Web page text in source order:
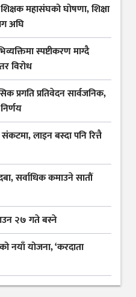
महासंघको घोषणा, शिक्षा
अघि
स्पष्टीकरण माग्दै
विरोध
प्रगति प्रतिवेदन सार्वजनिक,
लाइन बस्दा पनि रित्तै
सर्वाधिक कमाउने सातौं
२७ गते बस्ने
नयाँ योजना, ‘करदाता